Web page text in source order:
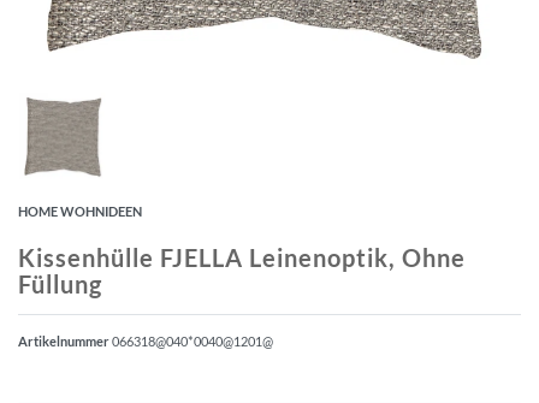
HOME WOHNIDEEN
Kissenhülle FJELLA Leinenoptik, Ohne
Füllung
Artikelnummer066318@040*0040@1201@